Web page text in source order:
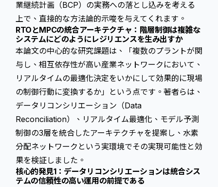
業継続計画（BCP）の実務への落とし込みを考える
上で、直接的な方法論的示唆を与えてくれます。
RTOとMPCの統合アーキテクチャ：階層制御は複雑な
システムにどのようにレジリエンスを生み出すか
本論文の中心的な研究課題は、「複数のプラントが関
与し、相互依存性が高い産業ネットワークにおいて、
リアルタイムの最適化決定をいかにして効果的に現場
の制御行動に変換するか」という点です。著者らは、
データリコンシリエーション（Data
Reconciliation）、 リアルタイム最適化 、モデル予測
制御の3層を統合したアーキテクチャを提案し、水素
分配ネットワークという実環境でその実現可能性と効
果を検証しました。
核心的発見1：データリコンシリエーションは統合シス
テムの信頼性の高い運用の前提である